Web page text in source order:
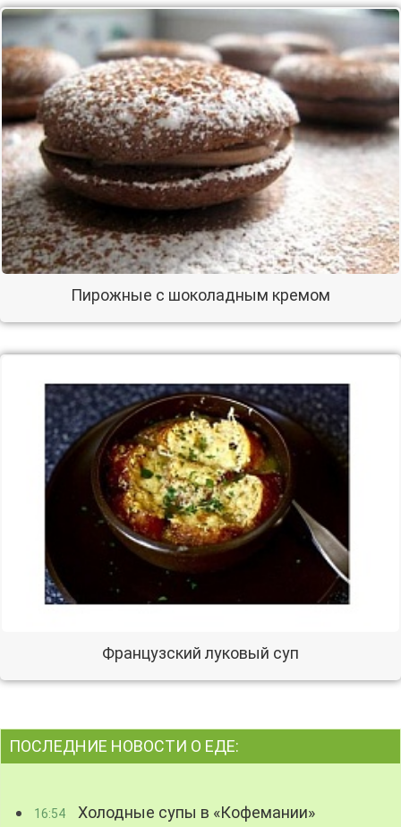
Пирожные с шоколадным кремом
Французский луковый суп
ПОСЛЕДНИЕ НОВОСТИ О ЕДЕ:
16:54 Холодные супы в «Кофемании»